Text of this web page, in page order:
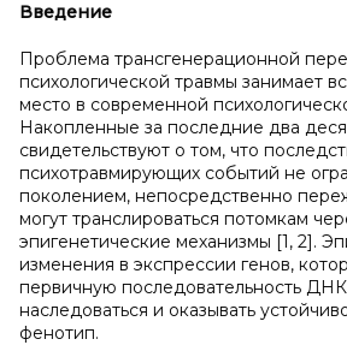
Введение
Проблема трансгенерационной
психологической травмы занимает
место в современной
Накопленные за последние два
свидетельствуют о том, что
психотравмирующих событий не
поколением, непосредственно
могут транслироваться потомкам
эпигенетические механизмы [1, 2].
изменения в экспрессии генов,
первичную последовательность
наследоваться и оказывать
фенотип.